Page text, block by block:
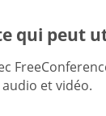
qui peut
et vidéo.